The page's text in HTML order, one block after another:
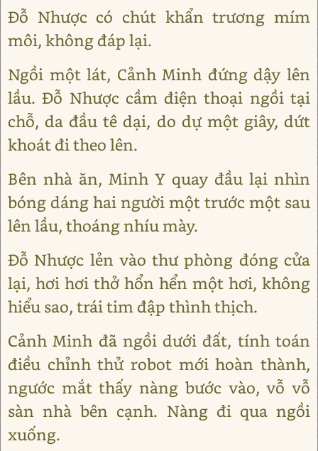
Đỗ Nhược có chút khẩn trương mím
môi, không đáp lại.
Ngồi một lát, Cảnh Minh đứng dậy lên
lầu. Đỗ Nhược cầm điện thoại ngồi tại
chỗ, da đầu tê dại, do dự một giây, dứt
khoát đi theo lên.
Bên nhà ăn, Minh Y quay đầu lại nhìn
bóng dáng hai người một trước một sau
lên lầu, thoáng nhíu mày.
Đỗ Nhược lẻn vào thư phòng đóng cửa
lại, hơi hơi thở hổn hển một hơi, không
hiểu sao, trái tim đập thình thịch.
Cảnh Minh đã ngồi dưới đất, tính toán
điều chỉnh thử robot mới hoàn thành,
ngước mắt thấy nàng bước vào, vỗ vỗ
sàn nhà bên cạnh. Nàng đi qua ngồi
xuống.